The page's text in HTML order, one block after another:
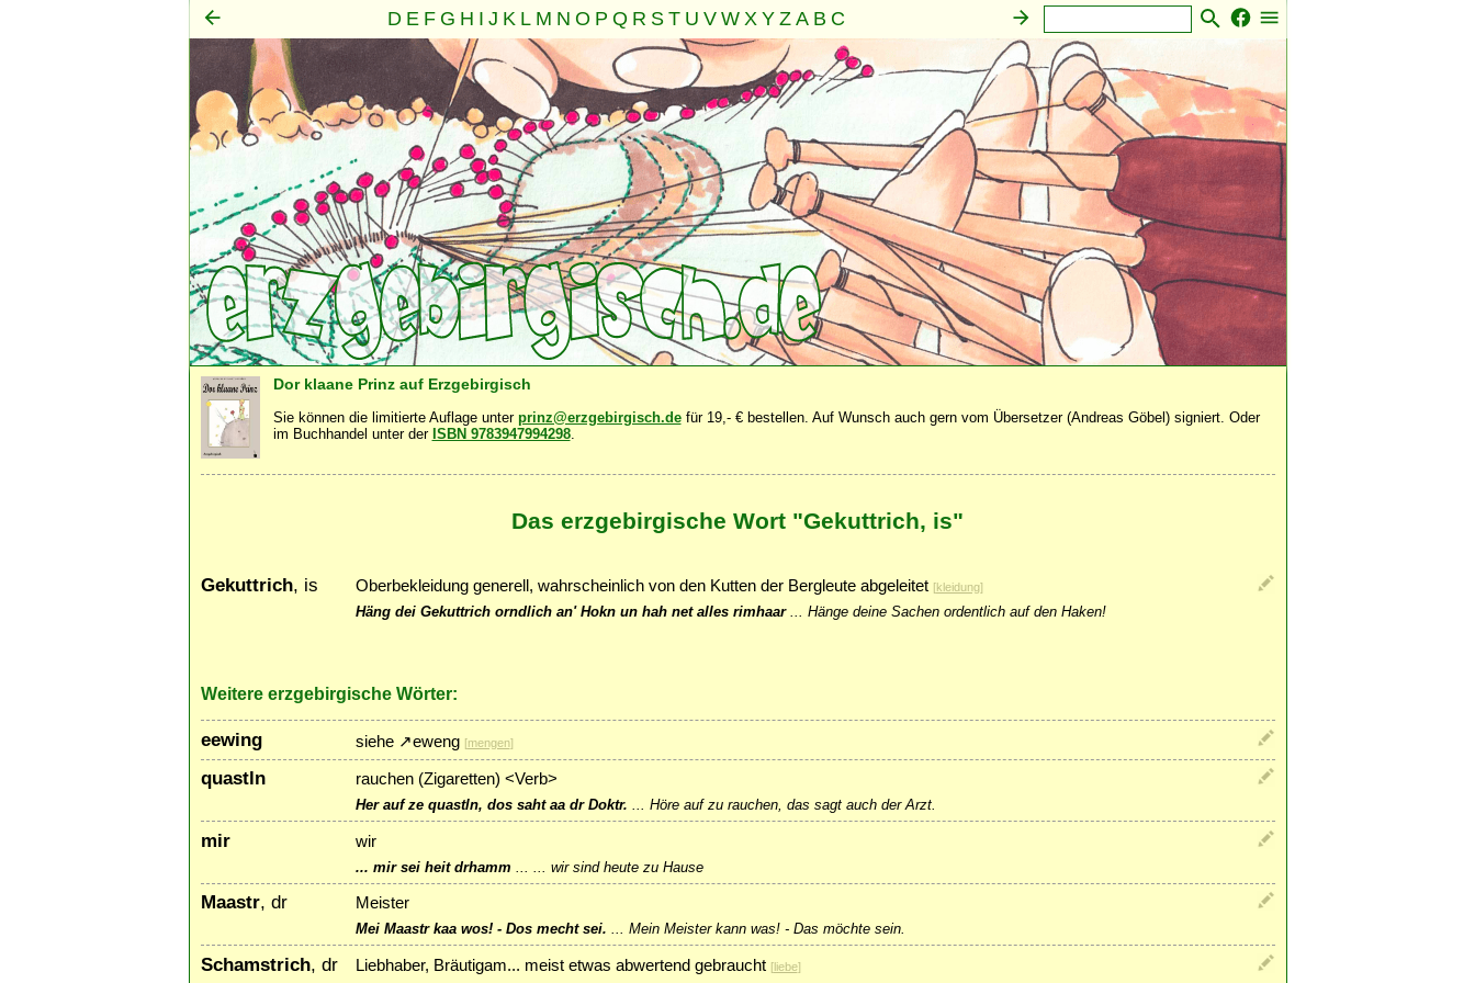
D E F G H I J K L M N O P Q R S T U V W X Y Z A B C
Mensch
· Seele ·Geist Familie· Gemeinschaft·Nahrung· Natur· Sonstiges
Dor klaane Prinz auf Erzgebirgisch
Sie können die limitierte Auflage unter prinz@erzgebirgisch.defür 19,- € bestellen. Auf Wunsch auch gern vom Übersetzer (Andreas Göbel) signiert. Oder
im Buchhandel unter der ISBN 9783947994298.
Das erzgebirgische Wort "Gekuttrich, is"
Gekuttrich, is Oberbekleidung generell, wahrscheinlich von den Kutten der Bergleute abgeleitet [kleidung]
Häng dei Gekuttrich orndlich an' Hokn un hah net alles rimhaar... Hänge deine Sachen ordentlich auf den Haken!
Weitere erzgebirgische Wörter:
eewing siehe ↗eweng [mengen]
quastln rauchen (Zigaretten) <Verb>
Her auf ze quastln, dos saht aa dr Doktr. ... Höre auf zu rauchen, das sagt auch der Arzt.
mir wir
... mir sei heit drhamm ... wir sind heute zu Hause
Maastr, dr Meister
Mei Maastr kaa wos! - Dos mecht sei. ... Mein Meister kann was! - Das möchte sein.
Schamstrich, dr Liebhaber, Bräutigam... meist etwas abwertend gebraucht [liebe]